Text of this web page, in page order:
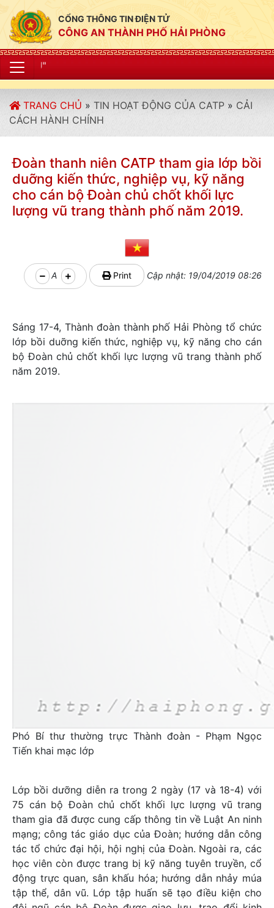
CỔNG THÔNG TIN ĐIỆN TỬ
CÔNG AN THÀNH PHỐ HẢI PHÒNG
TRANG CHỦ » TIN HOẠT ĐỘNG CỦA CATP » CẢI
CÁCH HÀNH CHÍNH
Đoàn thanh niên CATP tham gia lớp bồi
duỡng kiến thức, nghiệp vụ, kỹ năng
cho cán bộ Đoàn chủ chốt khối lực
lượng vũ trang thành phố năm 2019.
A Print Cập nhật: 19/04/2019 08:26
Sáng 17-4, Thành đoàn thành phố Hải Phòng tổ chức
lớp bồi duỡng kiến thức, nghiệp vụ, kỹ năng cho cán
bộ Đoàn chủ chốt khối lực lượng vũ trang thành phố
năm 2019.
Phó Bí thư thường trực Thành đoàn - Phạm Ngọc
Tiến khai mạc lớp
Lớp bồi dưỡng diễn ra trong 2 ngày (17 và 18-4) với
75 cán bộ Đoàn chủ chốt khối lực lượng vũ trang
tham gia đã được cung cấp thông tin về Luật An ninh
mạng; công tác giáo dục của Đoàn; hướng dẫn công
tác tổ chức đại hội, hội nghị của Đoàn. Ngoài ra, các
học viên còn được trang bị kỹ năng tuyên truyền, cổ
động trực quan, sân khấu hóa; hướng dẫn nhảy múa
tập thể, dân vũ. Lớp tập huấn sẽ tạo điều kiện cho